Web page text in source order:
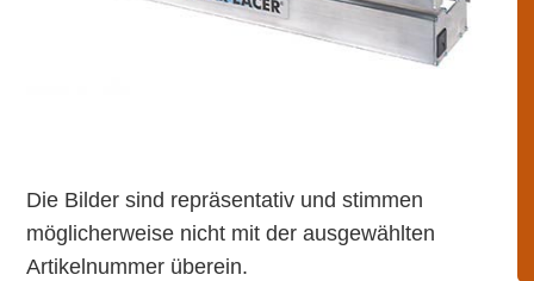
Die Bilder sind repräsentativ und stimmen
möglicherweise nicht mit der ausgewählten
Artikelnummer überein.